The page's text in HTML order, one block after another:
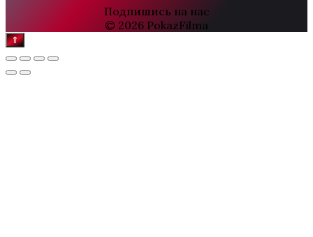
Подпишись на нас
© 2026 PokazFilma